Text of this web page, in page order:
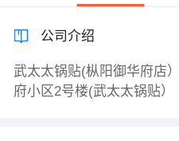
公司介绍
武太太锅贴(枞阳御华府店
府小区2号楼(武太太锅贴）